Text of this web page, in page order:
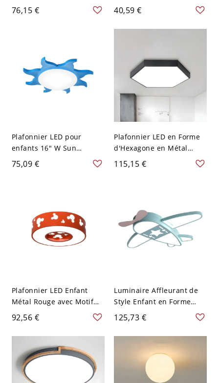
Nuage Style Enfant
Plafonnier LED pour
76,15 €
Tambour Métallique
Lampe Encastrée pour
Chambre - 110 V-120 V
40,59 €
Plafonnier LED pour
enfants 16" W Sun
Nursery, acrylique,
lumière blanche, bleu
75,09 €
Plafonnier LED en Forme
d'Hexagone en Métal
Lampe Encastrée Style
Cartoon pour Salle
115,15 €
Plafonnier LED Enfant
Métal Rouge avec Motif
Souris en Lumière
Blanche, 16" L
92,56 €
Luminaire Affleurant de
Style Enfant en Forme
d'Avion en Métal
Plafonnier LED pour
Chambre - Bleu 110 V-120
V 59,69 cm Blanc
125,73 €